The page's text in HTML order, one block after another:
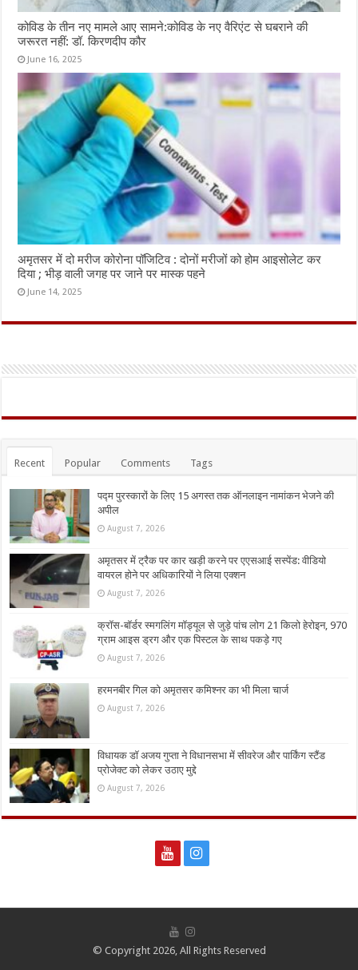
कोविड के तीन नए मामले आए सामने:कोविड के नए वैरिएंट से घबराने की
जरूरत नहीं: डॉ. किरणदीप कौर
June 16, 2025
अमृतसर में दो मरीज कोरोना पॉजिटिव : दोनों मरीजों को होम आइसोलेट कर
दिया ; भीड़ वाली जगह पर जाने पर मास्क पहने
June 14, 2025
Recent Popular Comments Tags
पद्म पुरस्कारों के लिए 15 अगस्त तक ऑनलाइन नामांकन भेजने की
अपील
August 7, 2026
अमृतसर में ट्रैक पर कार खड़ी करने पर एएसआई सस्पेंड: वीडियो
वायरल होने पर अधिकारियों ने लिया एक्शन
August 7, 2026
क्रॉस-बॉर्डर स्मगलिंग मॉड्यूल से जुड़े पांच लोग 21 किलो हेरोइन, 970
ग्राम आइस ड्रग और एक पिस्टल के साथ पकड़े गए
August 7, 2026
हरमनबीर गिल को अमृतसर कमिश्नर का भी मिला चार्ज
August 7, 2026
विधायक डॉ अजय गुप्ता ने विधानसभा में सीवरेज और पार्किंग स्टैंड
प्रोजेक्ट को लेकर उठाए मुद्दे
August 7, 2026
© Copyright 2026, All Rights Reserved